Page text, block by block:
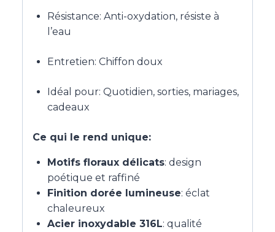
Résistance: Anti-oxydation, résiste à
l’eau
Entretien: Chiffon doux
Idéal pour: Quotidien, sorties, mariages,
cadeaux
Ce qui le rend unique:
Motifs floraux délicats: design
poétique et raffiné
Finition dorée lumineuse: éclat
chaleureux
Acier inoxydable 316L: qualité